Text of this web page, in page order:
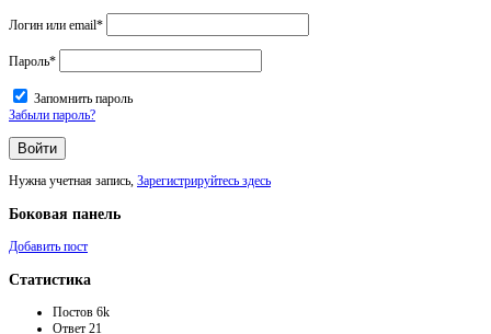
Логин или email*
Пароль*
Запомнить пароль
Забыли пароль?
Нужна учетная запись, Зарегистрируйтесь здесь
Боковая панель
Добавить пост
Статистика
Постов 6k
Ответ 21